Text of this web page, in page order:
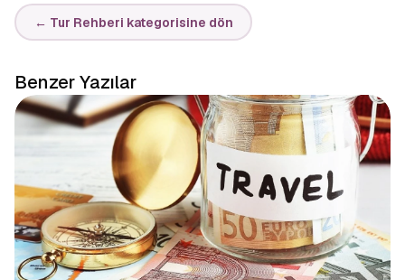
← Tur Rehberi kategorisine dön
Benzer Yazılar